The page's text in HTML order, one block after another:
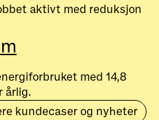
aktivt med reduksjon
med 14,8
årlig.
kundecaser og nyheter